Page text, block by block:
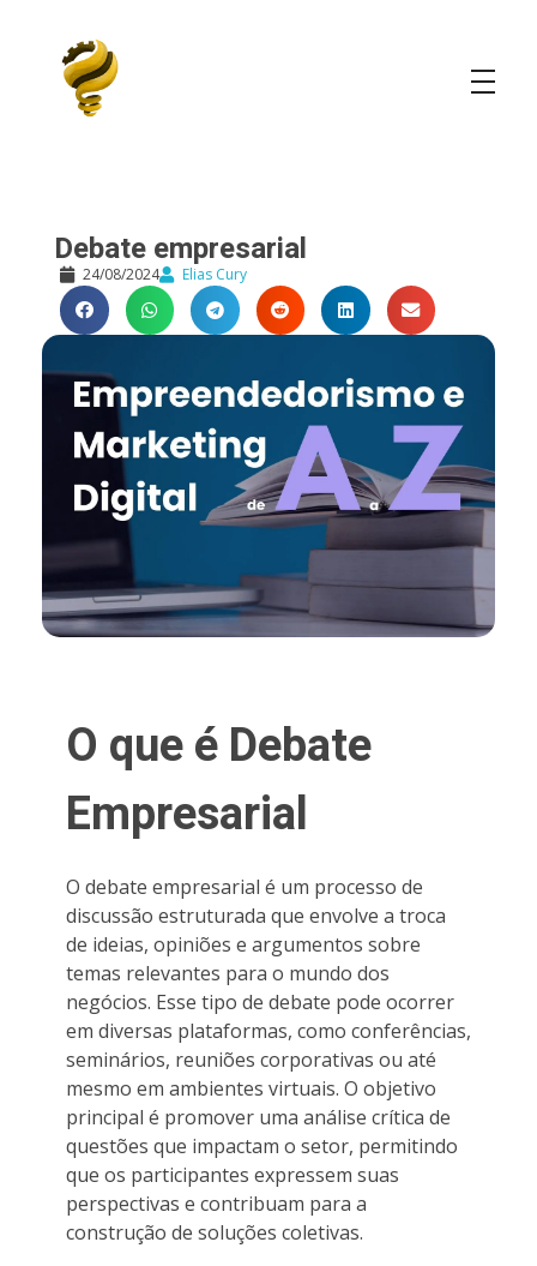
Debate empresarial
24/08/2024 Elias Cury
O que é Debate
Empresarial
O debate empresarial é um processo de
discussão estruturada que envolve a troca
de ideias, opiniões e argumentos sobre
temas relevantes para o mundo dos
negócios. Esse tipo de debate pode ocorrer
em diversas plataformas, como conferências,
seminários, reuniões corporativas ou até
mesmo em ambientes virtuais. O objetivo
principal é promover uma análise crítica de
questões que impactam o setor, permitindo
que os participantes expressem suas
perspectivas e contribuam para a
construção de soluções coletivas.